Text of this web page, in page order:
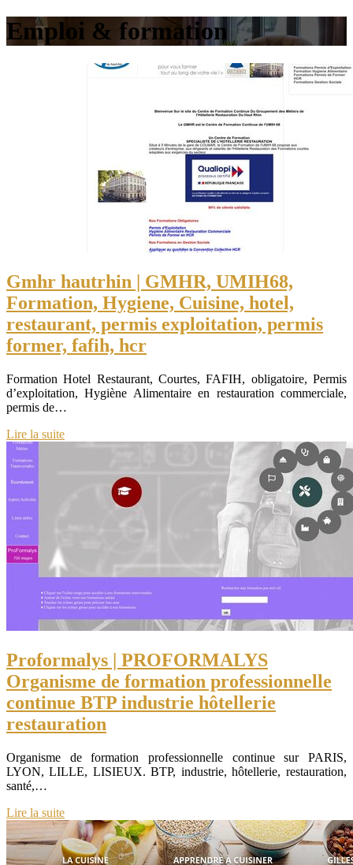
Emploi & formation
Gmhr hautrhin | GMHR, UMIH68,
Formation, Hygiene, Cuisine, hotel,
restaurant, permis exploita­tion, permis
former, fafih, hcr
Formation Hotel Restaurant, Courtes, FAFIH, obligatoire, Permis
d’exploitation, Hygiène Alimentaire en restauration commerciale,
permis de…
Lire la suite
Proformalys | PROFORMALYS
Organisme de formation profes­sionnel­le
continue BTP industrie hôtellerie
restaura­tion
Organisme de formation professionnelle continue sur PARIS,
LYON, LILLE, LISIEUX. BTP, industrie, hôtellerie, restauration,
santé,…
Lire la suite